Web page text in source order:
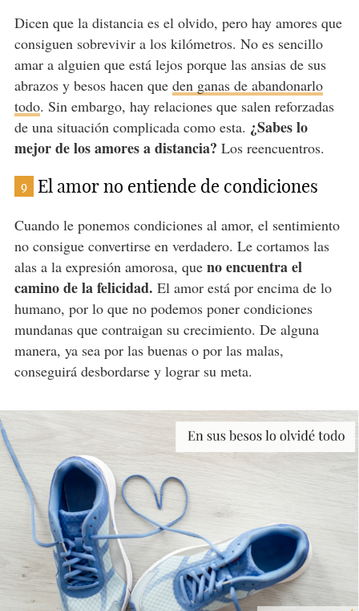
Dicen que la distancia es el olvido, pero hay amores que
consiguen sobrevivir a los kilómetros. No es sencillo
amar a alguien que está lejos porque las ansias de sus
abrazos y besos hacen que den ganas de abandonarlo
todo. Sin embargo, hay relaciones que salen reforzadas
de una situación complicada como esta. ¿Sabes lo
mejor de los amores a distancia? Los reencuentros.
9 El amor no entiende de condiciones
Cuando le ponemos condiciones al amor, el sentimiento
no consigue convertirse en verdadero. Le cortamos las
alas a la expresión amorosa, queno encuentra el
camino de la felicidad. El amor está por encima de lo
humano, por lo que no podemos poner condiciones
mundanas que contraigan su crecimiento. De alguna
manera, ya sea por las buenas o por las malas,
conseguirá desbordarse y lograr su meta.